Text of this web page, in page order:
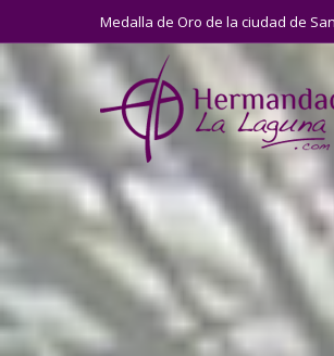
Medalla de Oro de la ciudad de